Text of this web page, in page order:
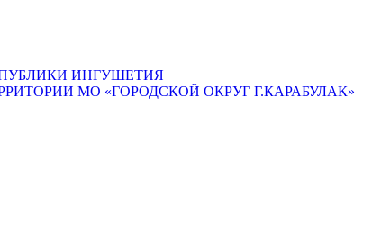
ИНГУШЕТИЯ
МО «ГОРОДСКОЙ ОКРУГ Г.КАРАБУЛАК»